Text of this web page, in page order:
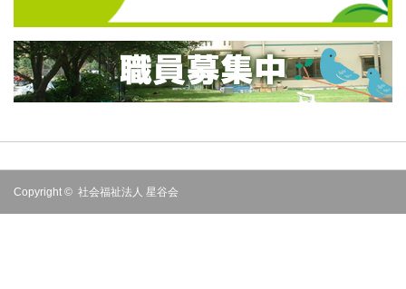
Copyright © 社会福祉法人 星谷会